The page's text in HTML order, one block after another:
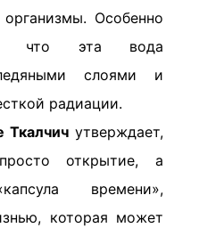
Особенно
что эта вода
слоями и
радиации.
Ткалчич утверждает,
открытие, а
времени»,
которая может